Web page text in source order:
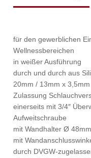
für den gewerblichen
Wellnessbereichen
in weißer Ausführung
durch und durch aus
20mm / 13mm x 3,5mm
Zulassung
einerseits mit 3/4″
Aufweitschraube
mit Wandhalter Ø
mit
durch DVGW-